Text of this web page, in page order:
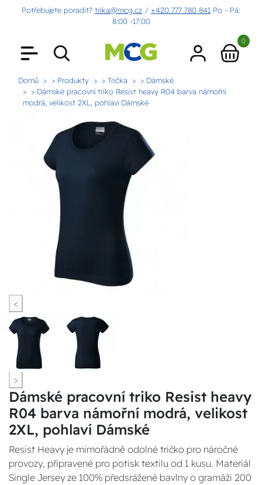
Potřebujete poradit? trika@mcg.cz / +420 777 780 841 Po - Pá:
8:00 -17:00
0
Domů > Produkty > Trička
> Dámské
> Dámské pracovní triko Resist heavy R04 barva námořní
modrá, velikost 2XL, pohlaví Dámské
<
>
Dámské pracovní triko Resist heavy
R04 barva námořní modrá, velikost
2XL, pohlaví Dámské
Resist Heavy je mimořádně odolné tričko pro náročné
provozy, připravené pro potisk textilu od 1 kusu. Materiál
Single Jersey ze 100% předsrážené bavlny o gramáži 200